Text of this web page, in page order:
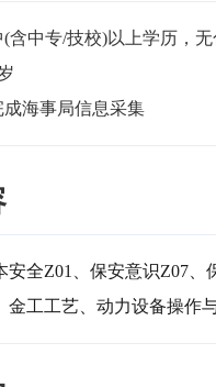
(含中专/技校)以上学历，
成海事局信息采集
安全Z01、保安意识Z07
金工工艺、动力设备操作与